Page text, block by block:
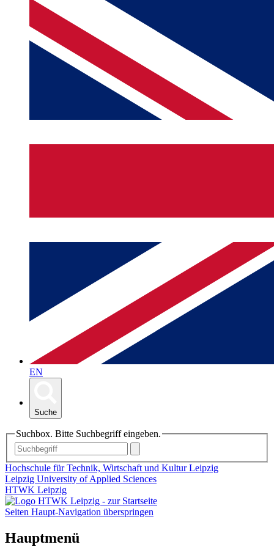
EN
Suche
Suchbox. Bitte Suchbegriff eingeben.
Hochschule für Technik, Wirtschaft und Kultur Leipzig
Leipzig University of Applied Sciences
HTWK Leipzig
Seiten Haupt-Navigation überspringen
Hauptmenü